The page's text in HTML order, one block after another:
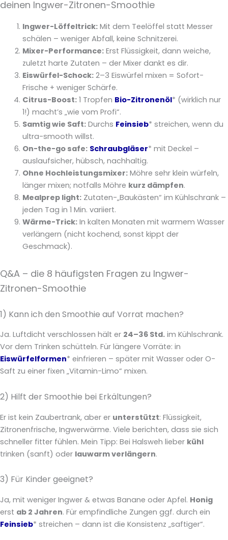
deinen Ingwer-Zitronen-Smoothie
Ingwer-Löffeltrick:Mit dem Teelöffel statt Messer
schälen – weniger Abfall, keine Schnitzerei.
Mixer-Performance:Erst Flüssigkeit, dann weiche,
zuletzt harte Zutaten – der Mixer dankt es dir.
Eiswürfel-Schock:2–3 Eiswürfel mixen = Sofort-
Frische + weniger Schärfe.
Citrus-Boost:1 Tropfen Bio-Zitronenöl* (wirklich nur
1!) macht’s „wie vom Profi“.
Samtig wie Saft:Durchs Feinsieb* streichen, wenn du
ultra-smooth willst.
On-the-go safe: Schraubgläser* mit Deckel –
auslaufsicher, hübsch, nachhaltig.
Ohne Hochleistungsmixer:Möhre sehr klein würfeln,
länger mixen; notfalls Möhre kurz dämpfen.
Mealprep light:Zutaten-„Baukästen“ im Kühlschrank –
jeden Tag in 1 Min. variiert.
Wärme-Trick:In kalten Monaten mit warmem Wasser
verlängern (nicht kochend, sonst kippt der
Geschmack).
Q&A – die 8 häufigsten Fragen zu Ingwer-
Zitronen-Smoothie
1) Kann ich den Smoothie auf Vorrat machen?
Ja. Luftdicht verschlossen hält er 24–36 Std. im Kühlschrank.
Vor dem Trinken schütteln. Für längere Vorräte: in
Eiswürfelformen* einfrieren – später mit Wasser oder O-
Saft zu einer fixen „Vitamin-Limo“ mixen.
2) Hilft der Smoothie bei Erkältungen?
Er ist kein Zaubertrank, aber er unterstützt: Flüssigkeit,
Zitronenfrische, Ingwerwärme. Viele berichten, dass sie sich
schneller fitter fühlen. Mein Tipp: Bei Halsweh lieber kühl
trinken (sanft) oder lauwarm verlängern.
3) Für Kinder geeignet?
Ja, mit weniger Ingwer & etwas Banane oder Apfel. Honig
erst ab 2 Jahren. Für empfindliche Zungen ggf. durch ein
Feinsieb* streichen – dann ist die Konsistenz „saftiger“.